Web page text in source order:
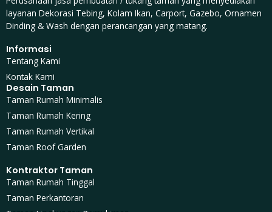
layanan Dekorasi Tebing, Kolam Ikan, Carport, Gazebo, Ornamen
Dinding & Wash dengan perancangan yang matang.
Informasi
Tentang Kami
Kontak Kami
Desain Taman
Taman Rumah Minimalis
Taman Rumah Kering
Taman Rumah Vertikal
Taman Roof Garden
Kontraktor Taman
Taman Rumah Tinggal
Taman Perkantoran